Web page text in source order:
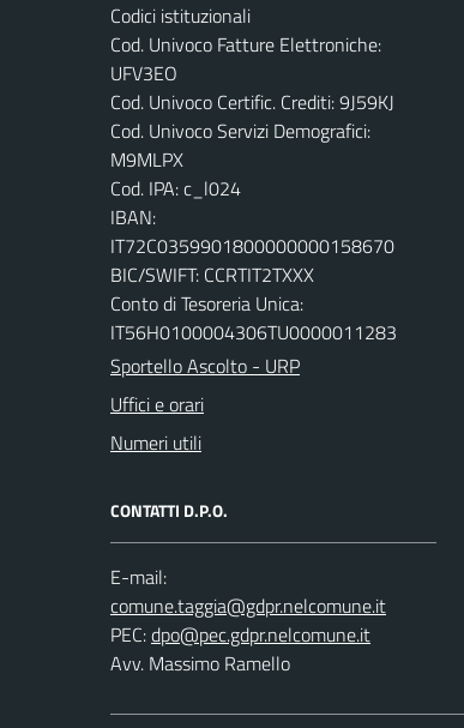
Codici istituzionali
Cod. Univoco Fatture Elettroniche:
UFV3EO
Cod. Univoco Certific. Crediti: 9J59KJ
Cod. Univoco Servizi Demografici:
M9MLPX
Cod. IPA: c_l024
IBAN:
IT72C0359901800000000158670
BIC/SWIFT: CCRTIT2TXXX
Conto di Tesoreria Unica:
IT56H0100004306TU0000011283
Sportello Ascolto - URP
Uffici e orari
Numeri utili
CONTATTI D.P.O.
E-mail:
PEC:
Avv. Massimo Ramello